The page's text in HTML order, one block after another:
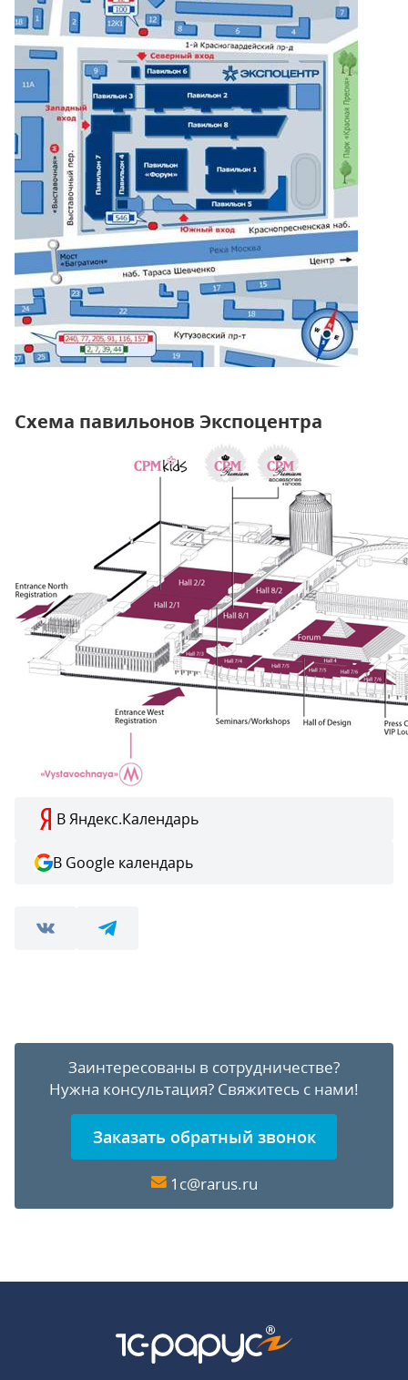
Схема павильонов Экспоцентра
В Яндекс.Календарь
В Google календарь
Заинтересованы в сотрудничестве?
Нужна консультация? Свяжитесь с нами!
Заказать обратный звонок
1c@rarus.ru